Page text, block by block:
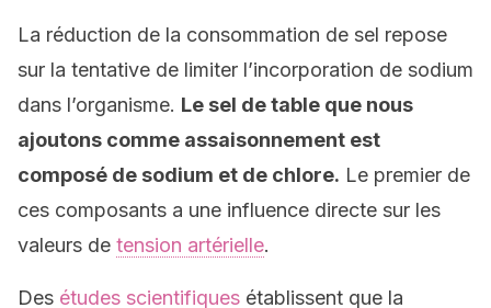
La réduction de la consommation de sel repose
sur la tentative de limiter l’incorporation de sodium
dans l’organisme. Le sel de table que nous
ajoutons comme assaisonnement est
composé de sodium et de chlore. Le premier de
ces composants a une influence directe sur les
valeurs de tension artérielle.
Des études scientifiques établissent que la